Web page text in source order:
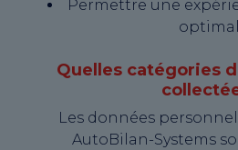
Permettre une
Quelles catégories
Les données
AutoBilan-Systems